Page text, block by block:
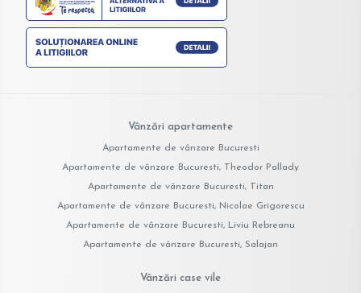
Vânzări apartamente
Apartamente de vânzare Bucuresti
Apartamente de vânzare Bucuresti, Theodor Pallady
Apartamente de vânzare Bucuresti, Titan
Apartamente de vânzare Bucuresti, Nicolae Grigorescu
Apartamente de vânzare Bucuresti, Liviu Rebreanu
Apartamente de vânzare Bucuresti, Salajan
Vânzări case vile